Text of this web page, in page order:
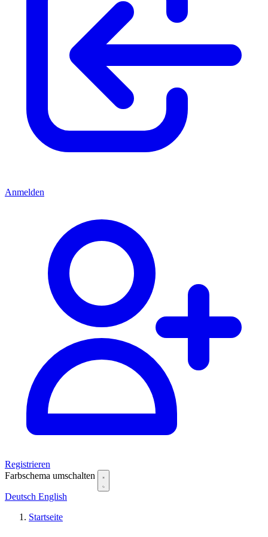
Anmelden
Registrieren
Farbschema umschalten
Deutsch English
Startseite